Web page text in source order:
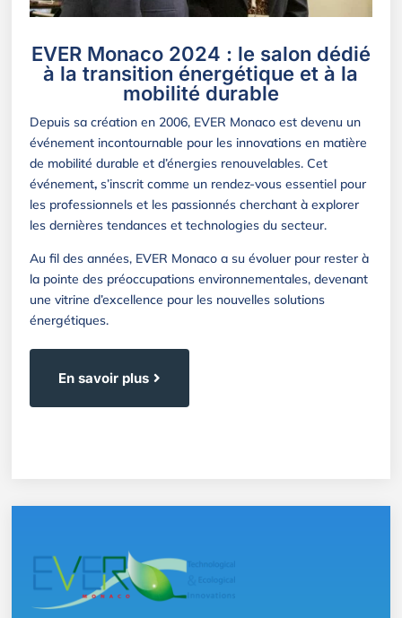
EVER Monaco 2024 : le salon dédié
à la transition énergétique et à la
mobilité durable
Depuis sa création en 2006, EVER Monaco est devenu un
événement incontournable pour les innovations en matière
de mobilité durable et d’énergies renouvelables. Cet
événement, s’inscrit comme un rendez-vous essentiel pour
les professionnels et les passionnés cherchant à explorer
les dernières tendances et technologies du secteur.
Au fil des années, EVER Monaco a su évoluer pour rester à
la pointe des préoccupations environnementales, devenant
une vitrine d’excellence pour les nouvelles solutions
énergétiques.
En savoir plus